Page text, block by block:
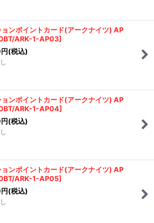
ョンポイントカード(アークナイツ) AP
ARK-1-AP03]
円(税込)
ョンポイントカード(アークナイツ) AP
ARK-1-AP04]
円(税込)
ョンポイントカード(アークナイツ) AP
ARK-1-AP05]
円(税込)